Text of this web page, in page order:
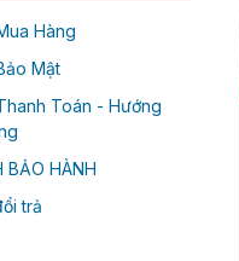
Hàng
Mật
Toán - Hướng
BẢO HÀNH
trả